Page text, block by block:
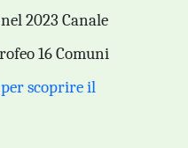
2023 Canale
16 Comuni
scoprire il